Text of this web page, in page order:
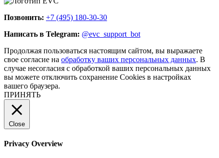
Позвонить: +7 (495) 180-30-30
Написать в Telegram: @evc_support_bot
Продолжая пользоваться настоящим сайтом, вы выражаете
свое согласие на обработку ваших персональных данных. В
случае несогласия с обработкой ваших персональных данных
вы можете отключить сохранение Cookies в настройках
вашего браузера.
ПРИНЯТЬ
Close
Privacy Overview